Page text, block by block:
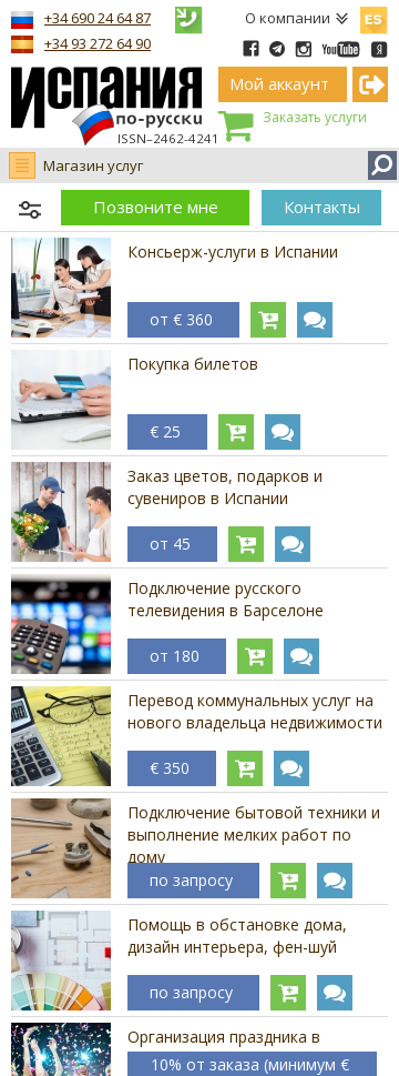
О компании
ISSN–2462-4241
+34 690 24 64 87
+34 93 272 64 90
Мой аккаунт
Заказать услуги
Магазин услуг
Позвоните мне Контакты
Консьерж-услуги в Испании
от € 360
Покупка билетов
€ 25
Заказ цветов, подарков и
сувениров в Испании
от 45
Подключение русского
телевидения в Барселоне
от 180
Перевод коммунальных услуг на
нового владельца недвижимости
€ 350
Подключение бытовой техники и
выполнение мелких работ по
дому
по запросу
Помощь в обстановке дома,
дизайн интерьера, фен-шуй
по запросу
Организация праздника в
Барселоне и окрестностях
10% от заказа (минимум €